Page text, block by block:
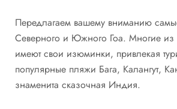
Передлагаем вашему вниманию
Северного и Южного Гоа. Многие из
имеют свои изюминки, привлекая
популярные пляжи Бага, Калангут,
знаменита сказочная Индия.